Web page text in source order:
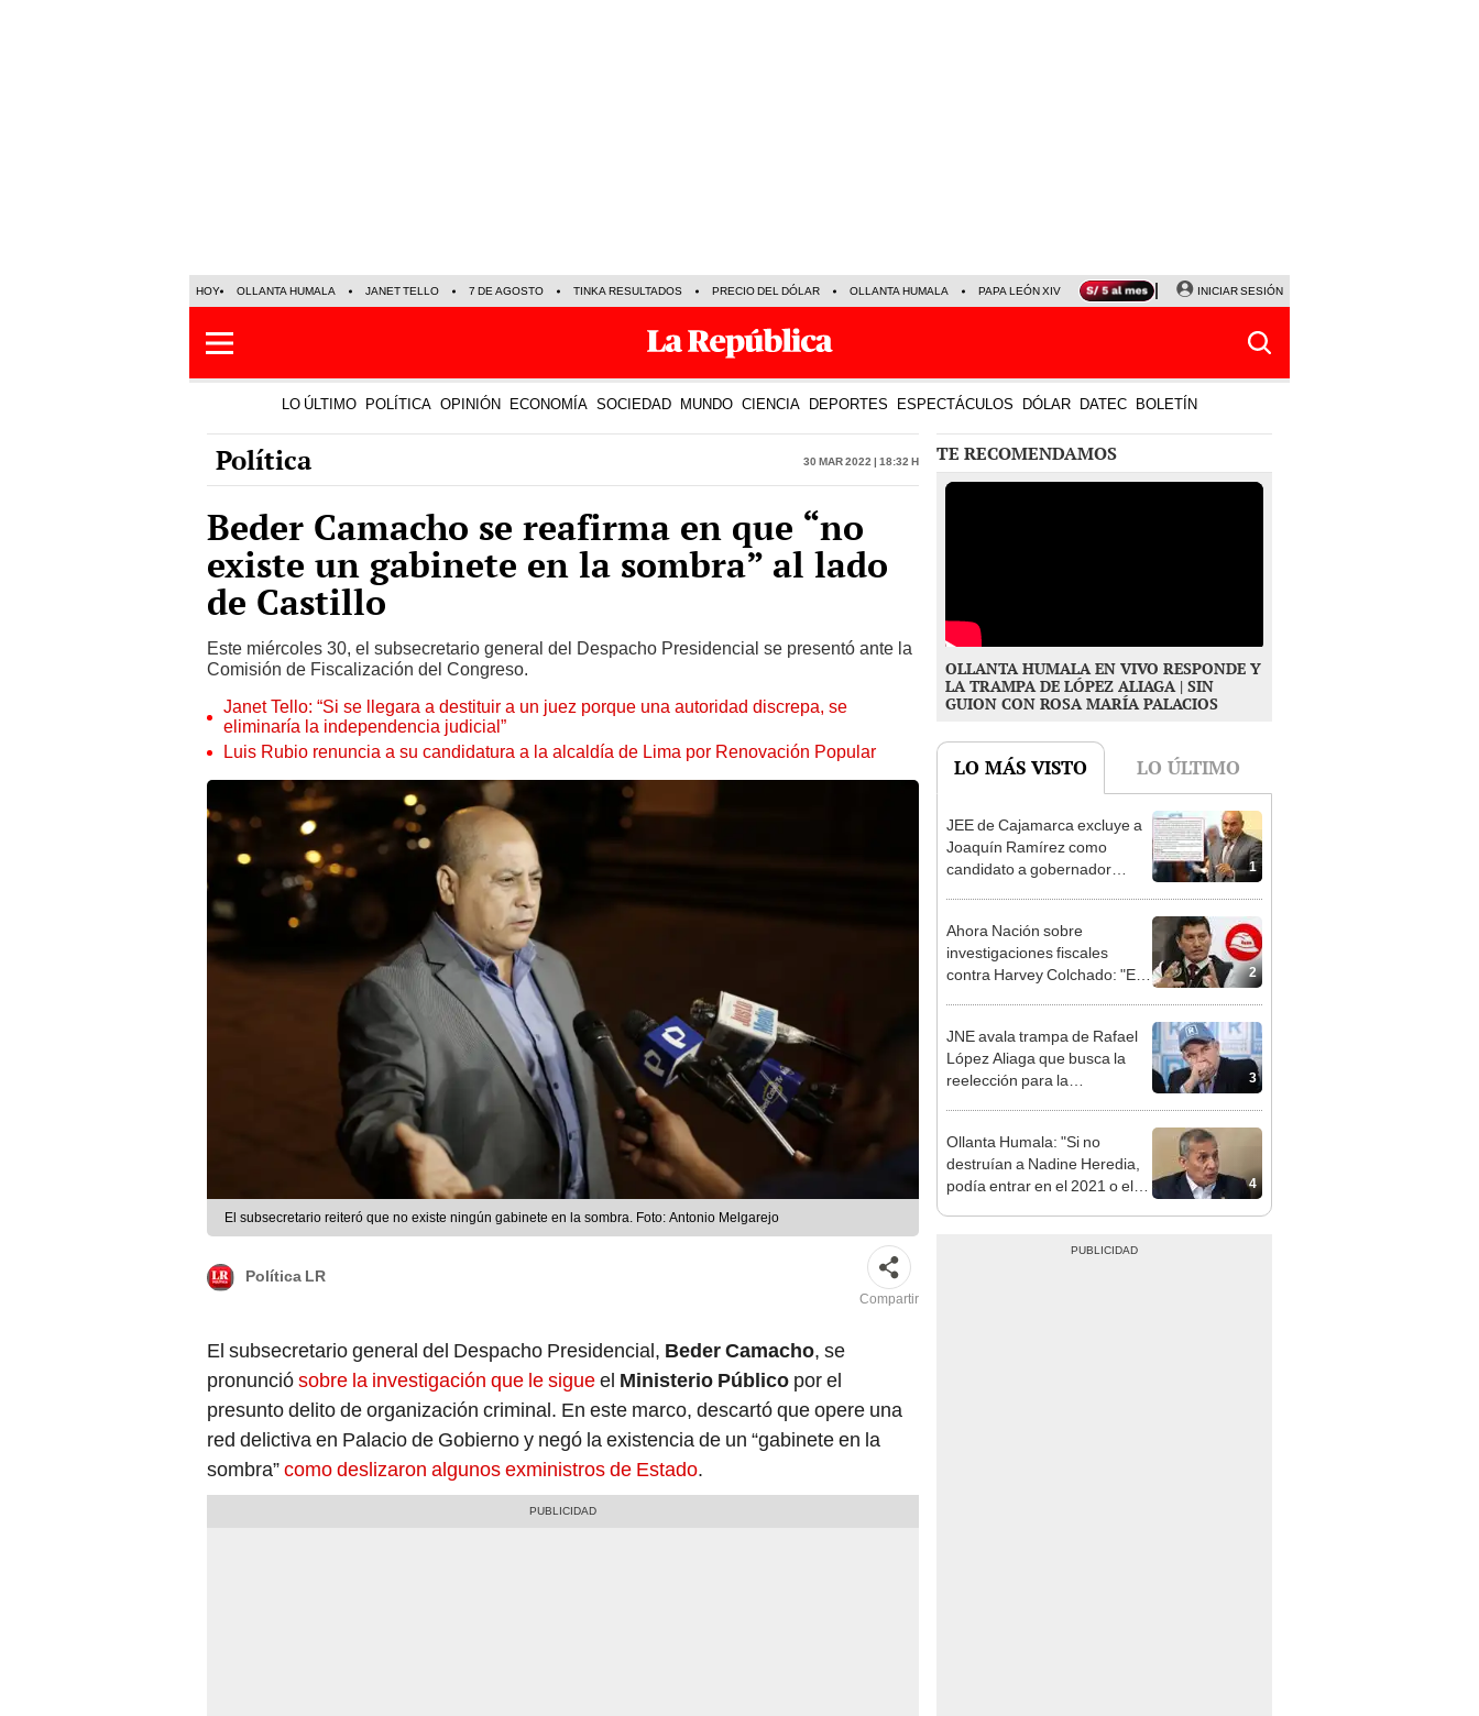
HOY OLLANTA HUMALA JANET TELLO 7 DE AGOSTO TINKA RESULTADOS PRECIO DEL DÓLAR OLLANTA HUMALA PAPA LEÓN XIV NALDY SALDAÑA LA BELLA LUZ
INICIAR SESIÓN
LO ÚLTIMO POLÍTICA OPINIÓN ECONOMÍA SOCIEDAD MUNDO CIENCIA DEPORTES ESPECTÁCULOS DÓLAR DATEC BOLETÍN
Política 30 Mar 2022 | 18:32 h
Beder Camacho se reafirma en que “no
existe un gabinete en la sombra” al lado
de Castillo
Este miércoles 30, el subsecretario general del Despacho Presidencial se presentó ante la
Comisión de Fiscalización del Congreso.
Janet Tello: “Si se llegara a destituir a un juez porque una autoridad discrepa, se
eliminaría la independencia judicial”
Luis Rubio renuncia a su candidatura a la alcaldía de Lima por Renovación Popular
El subsecretario reiteró que no existe ningún gabinete en la sombra. Foto: Antonio Melgarejo
Política LR
Compartir
El subsecretario general del Despacho Presidencial, Beder Camacho, se
pronunciósobre la investigación que le sigueel Ministerio Público por el
presunto delito de organización criminal. En este marco, descartó que opere una
red delictiva en Palacio de Gobierno y negó la existencia de un “gabinete en la
sombra”como deslizaron algunos exministros de Estado.
TE RECOMENDAMOS
OLLANTA HUMALA EN VIVO RESPONDE Y
LA TRAMPA DE LÓPEZ ALIAGA | SIN
GUION CON ROSA MARÍA PALACIOS
LO MÁS VISTO LO ÚLTIMO
1
JEE de Cajamarca excluye a
Joaquín Ramírez como
candidato a gobernador
2
Ahora Nación sobre
investigaciones fiscales
contra Harvey Colchado: "El
3
JNE avala trampa de Rafael
López Aliaga que busca la
reelección para la
4
Ollanta Humala: "Si no
destruían a Nadine Heredia,
podía entrar en el 2021 o el